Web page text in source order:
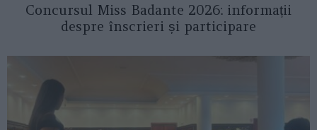
Concursul Miss Badante 2026: informații
despre înscrieri și participare